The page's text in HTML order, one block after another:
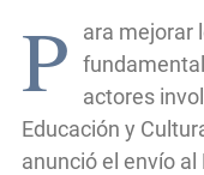
P
ara mejorar
actores
Educación y
anunció el envío